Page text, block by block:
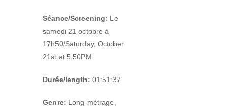
Séance/Screening: Le
samedi 21 octobre à
17h50/Saturday, October
21st at 5:50PM
Durée/length: 01:51:37
Genre: Long-métrage,